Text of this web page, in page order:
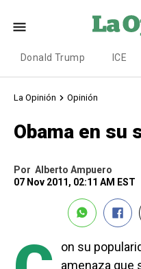
Donald Trump ICE
La Opinión Opinión
Obama en su
Por Alberto Ampuero
07 Nov 2011, 02:11 AM EST
on su
amenaza que